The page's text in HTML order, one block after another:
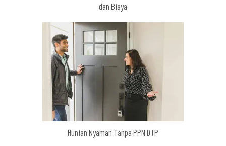
dan Biaya
Hunian Nyaman Tanpa PPN DTP